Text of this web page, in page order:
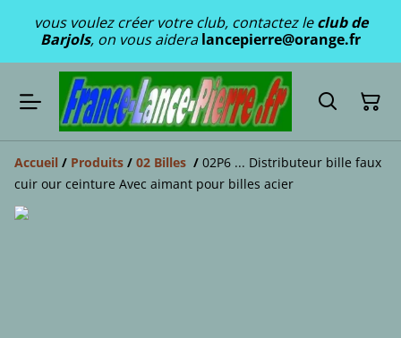
vous voulez créer votre club, contactez leclub de
Barjols, on vous aideralancepierre@orange.fr
Accueil / Produits / 02 Billes / 02P6 ... Distributeur bille faux
cuir our ceinture Avec aimant pour billes acier